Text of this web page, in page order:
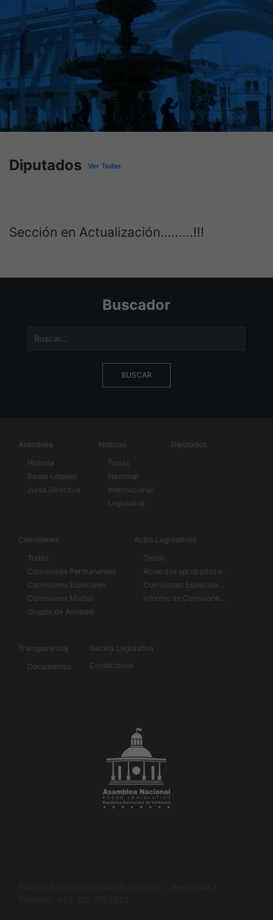
Diputados Ver Todas
Sección en Actualización.........!!!
Buscador
BUSCAR
Asamblea
Historia
Bases Legales
Junta Directiva
Noticias
Todas
Nacional
Internacional
Legislativa
Diputados
Comisiones
Todas
Comisiones Permanentes
Comisiones Especiales
Comisiones Mixtas
Grupos de Amistad
Actos Legislativos
Todos
Acuerdos aprobados e...
Comisiones Especiale...
Informe de Comisione...
Transparencia
Documentos
Gaceta Legislativa
Contáctanos